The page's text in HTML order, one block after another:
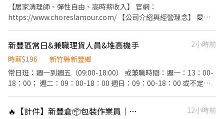
【居家清理師、彈性自由、高時薪收入】 官網：
https://www.choreslamour.com/ 【公司介紹與經營理念】 愛家
品質服務的念頭，堅持嚴格的培訓、把職人逼到該該叫但升遷爽歪
歪的考核，不斷的溝通改進確認所有的程序都符合高品質的專業服
務，在地圖評論中排名台中第一的清潔公司也是當之無愧啊啊啊
啊。 愛家適秉持著’以人為本’才是根本的理念，建立一個有溫
供清潔整理服務，也不定期參與公益清潔，並且每月提撥公司收益
新豐區常日&兼職理貨人員&堆高機手
2小時前
時薪$196
新竹縣新豐鄉
常日班：週一到週五（09:00-18:00） 或兼職時間：週一：13：00-
18：00； 週二：09：00-18：00 週日：09：00-18：00 或不定期
🔥【計件】新豐倉📦包裝作業員｜無經驗可💪 12小時前